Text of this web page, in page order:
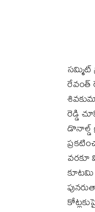
సమ్మిట్
రేవంత్
రెడ్డి
డొనాల్డ్
వరకూ
కూటమి